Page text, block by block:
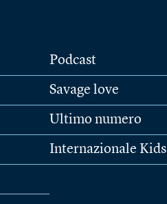
Podcast
Savage love
Ultimo numero
Internazionale Kids